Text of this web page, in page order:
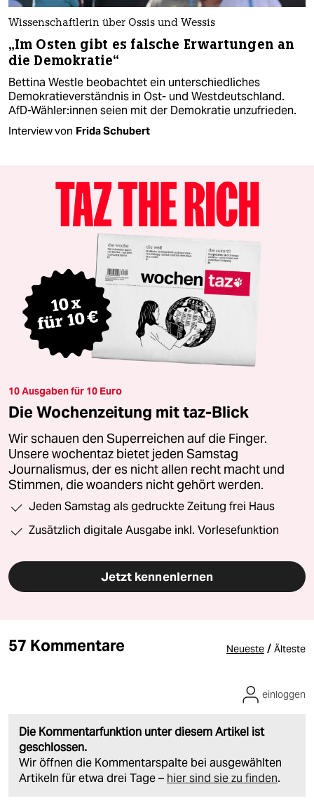
Wissenschaftlerin über Ossis und Wessis
„Im Osten gibt es falsche Erwartungen an
die Demokratie“
Bettina Westle beobachtet ein unterschiedliches
Demokratieverständnis in Ost- und Westdeutschland.
AfD-Wähler:innen seien mit der Demokratie unzufrieden.
Interview von Frida Schubert
10 Ausgaben für 10 Euro
Die Wochenzeitung mit taz-Blick
Wir schauen den Superreichen auf die Finger.
Unsere wochentaz bietet jeden Samstag
Journalismus, der es nicht allen recht macht und
Stimmen, die woanders nicht gehört werden.
Jeden Samstag als gedruckte Zeitung frei Haus
Zusätzlich digitale Ausgabe inkl. Vorlesefunktion
Jetzt kennenlernen
57 Kommentare Neueste / Älteste
Die Kommentarfunktion unter diesem Artikel ist
geschlossen.
Wir öffnen die Kommentarspalte bei ausgewählten
Artikeln für etwa drei Tage – hier sind sie zu finden.
einloggen